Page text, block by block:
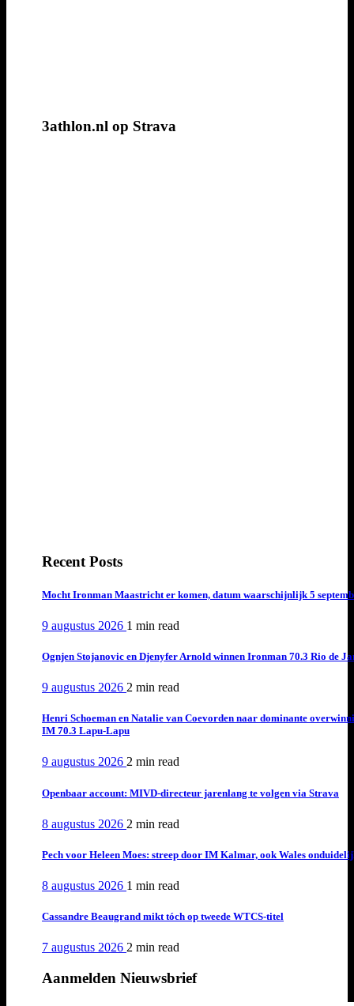
3athlon.nl op Strava
Recent Posts
Mocht Ironman Maastricht er komen, datum waarschijnlijk 5
9 augustus 2026 1 min read
Ognjen Stojanovic en Djenyfer Arnold winnen Ironman 70.3 Rio de
9 augustus 2026 2 min read
Henri Schoeman en Natalie van Coevorden naar dominante
IM 70.3 Lapu-Lapu
9 augustus 2026 2 min read
Openbaar account: MIVD-directeur jarenlang te volgen via Strava
8 augustus 2026 2 min read
Pech voor Heleen Moes: streep door IM Kalmar, ook Wales
8 augustus 2026 1 min read
Cassandre Beaugrand mikt tóch op tweede WTCS-titel
7 augustus 2026 2 min read
Aanmelden Nieuwsbrief